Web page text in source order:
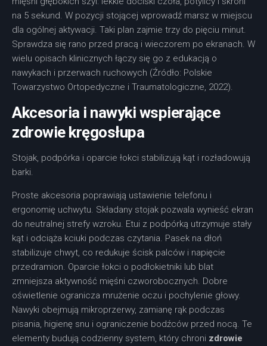
na 5 sekund. W pozycji stojącej wprowadź marsz w miejscu
dla ogólnej aktywacji. Taki plan zajmie trzy do pięciu minut.
Sprawdza się rano przed pracą i wieczorem po ekranach. W
wielu opisach klinicznych łączy się go z edukacją o
nawykach i przerwach ruchowych (Źródło: Polskie
Towarzystwo Ortopedyczne i Traumatologiczne, 2022).
Akcesoria i nawyki wspierające
zdrowie kręgosłupa
Stojak, podpórka i oparcie łokci stabilizują kąt i rozładowują
barki.
Proste akcesoria poprawiają ustawienie telefonu i
ergonomię uchwytu. Składany stojak pozwala wynieść ekran
do neutralnej strefy wzroku. Etui z podpórką utrzymuje stały
kąt i odciąża kciuki podczas czytania. Pasek na dłoń
stabilizuje chwyt, co redukuje ścisk palców i napięcie
przedramion. Oparcie łokci o podłokietniki lub blat
zmniejsza aktywność mięśni czworobocznych. Dobre
oświetlenie ogranicza mrużenie oczu i pochylenie głowy.
Nawyki obejmują mikroprzerwy, zamianę rąk podczas
pisania, higienę snu i ograniczenie bodźców przed nocą. Te
elementy budują codzienny system, który chroni zdrowie